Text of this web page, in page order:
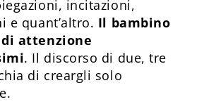
incitazioni,
e quant’altro. Il bambino
attenzione
. Il discorso di due, tre
di creargli solo